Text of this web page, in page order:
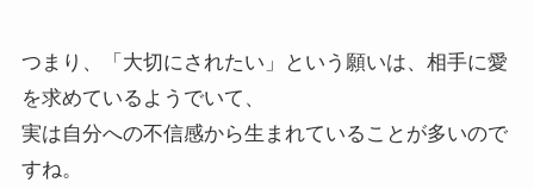
つまり、「大切にされたい」という願いは、相手に愛
を求めているようでいて、
実は自分への不信感から生まれていることが多いので
すね。